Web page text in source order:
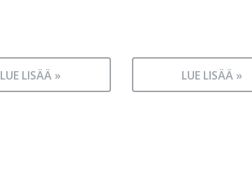
LUE LISÄÄ » LUE LISÄÄ »